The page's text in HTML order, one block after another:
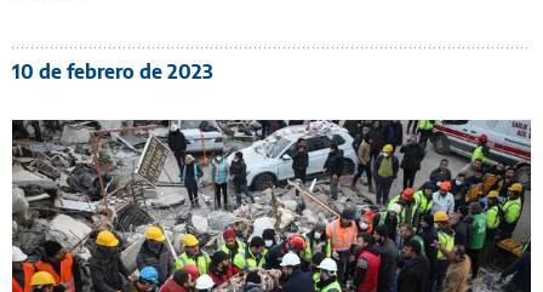
10 de febrero de 2023